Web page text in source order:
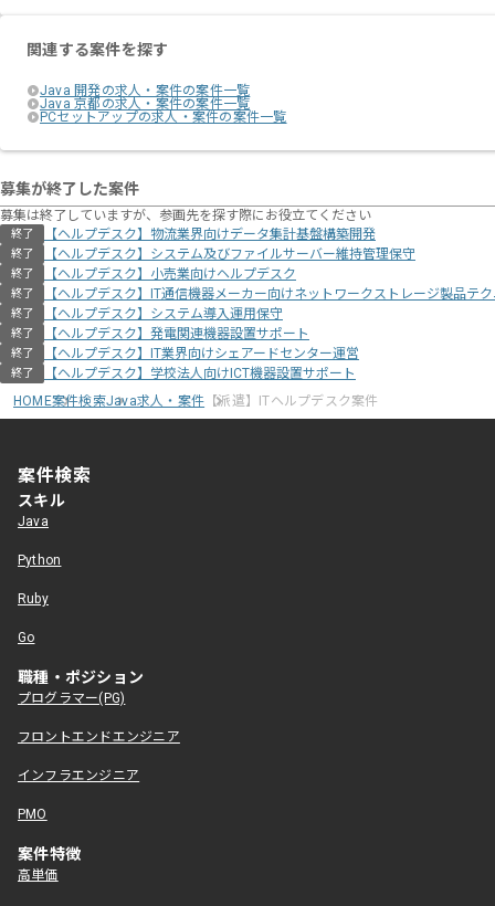
関連する案件を探す
Java 開発の求人・案件の案件一覧
Java 京都の求人・案件の案件一覧
PCセットアップの求人・案件の案件一覧
募集が終了した案件
募集は終了していますが、参画先を探す際にお役立てください
終了 【ヘルプデスク】物流業界向けデータ集計基盤構築開発
終了 【ヘルプデスク】システム及びファイルサーバー維持管理保守
終了 【ヘルプデスク】小売業向けヘルプデスク
終了 【ヘルプデスク】IT通信機器メーカー向けネットワークストレージ製品テ
終了 【ヘルプデスク】システム導入運用保守
終了 【ヘルプデスク】発電関連機器設置サポート
終了 【ヘルプデスク】IT業界向けシェアードセンター運営
終了
【ヘルプデスク】学校法人向けICT機器設置サポート
HOME案件検索Java求人・案件 【派遣】ITヘルプデスク案件
案件検索
スキル
Java
Python
Ruby
Go
職種・ポジション
プログラマー(PG)
フロントエンドエンジニア
インフラエンジニア
PMO
案件特徴
高単価